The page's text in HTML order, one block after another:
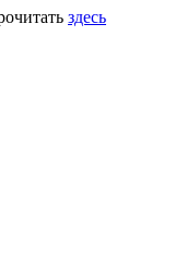
здесь